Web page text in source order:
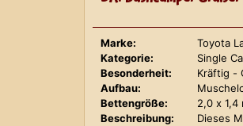
Marke:
Toyota
Kategorie:
Single
Besonderheit:
Kräftig -
Aufbau:
Bettengröße:
2,0 x 1,4
Beschreibung:
Dieses